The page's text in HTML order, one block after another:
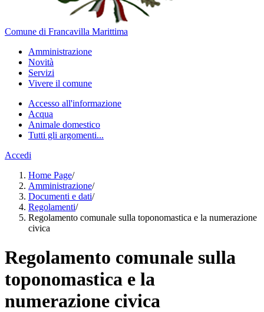
Comune di Francavilla Marittima
Amministrazione
Novità
Servizi
Vivere il comune
Accesso all'informazione
Acqua
Animale domestico
Tutti gli argomenti...
Accedi
Home Page/
Amministrazione/
Documenti e dati/
Regolamenti/
Regolamento comunale sulla toponomastica e la numerazione
civica
Regolamento comunale sulla
toponomastica e la
numerazione civica